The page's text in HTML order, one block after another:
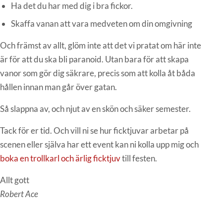
Ha det du har med dig i bra fickor.
Skaffa vanan att vara medveten om din omgivning
Och främst av allt, glöm inte att det vi pratat om här inte
är för att du ska bli paranoid. Utan bara för att skapa
vanor som gör dig säkrare, precis som att kolla åt båda
hållen innan man går över gatan.
Så slappna av, och njut av en skön och säker semester.
Tack för er tid. Och vill ni se hur ficktjuvar arbetar på
scenen eller själva har ett event kan ni kolla upp mig och
boka en trollkarl och ärlig ficktjuvtill festen.
Allt gott
Robert Ace